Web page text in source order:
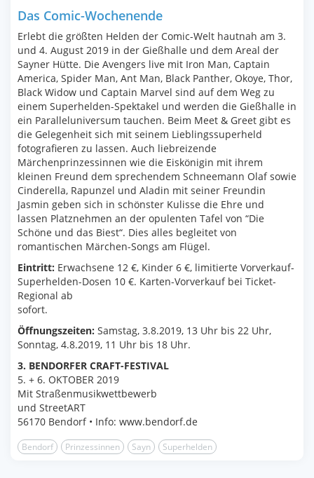
Das Comic-Wochenende
Erlebt die größten Helden der Comic-Welt hautnah am 3.
und 4. August 2019 in der Gießhalle und dem Areal der
Sayner Hütte. Die Avengers live mit Iron Man, Captain
America, Spider Man, Ant Man, Black Panther, Okoye, Thor,
Black Widow und Captain Marvel sind auf dem Weg zu
einem Superhelden-Spektakel und werden die Gießhalle in
ein Paralleluniversum tauchen. Beim Meet & Greet gibt es
die Gelegenheit sich mit seinem Lieblingssuperheld
fotografieren zu lassen. Auch liebreizende
Märchenprinzessinnen wie die Eiskönigin mit ihrem
kleinen Freund dem sprechendem Schneemann Olaf sowie
Cinderella, Rapunzel und Aladin mit seiner Freundin
Jasmin geben sich in schönster Kulisse die Ehre und
lassen Platznehmen an der opulenten Tafel von “Die
Schöne und das Biest“. Dies alles begleitet von
romantischen Märchen-Songs am Flügel.
Eintritt: Erwachsene 12 €, Kinder 6 €, limitierte Vorverkauf-
Superhelden-Dosen 10 €. Karten-Vorverkauf bei Ticket-
Regional ab
sofort.
Öffnungszeiten: Samstag, 3.8.2019, 13 Uhr bis 22 Uhr,
Sonntag, 4.8.2019, 11 Uhr bis 18 Uhr.
3. BENDORFER CRAFT-FESTIVAL
5. + 6. OKTOBER 2019
Mit Straßenmusikwettbewerb
und StreetART
56170 Bendorf • Info: www.bendorf.de
Bendorf Prinzessinnen Sayn Superhelden